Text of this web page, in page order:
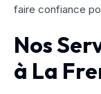
faire confiance
Nos
à La